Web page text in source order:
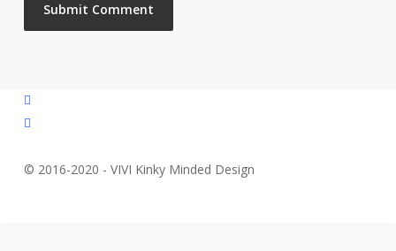
facebook
instagram
© 2016-2020 - VIVI Kinky Minded Design